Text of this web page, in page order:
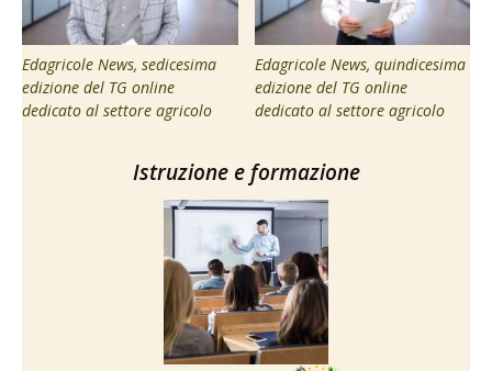
Edagricole News, sedicesima
edizione del TG online
dedicato al settore agricolo
Edagricole News, quindicesima
edizione del TG online
dedicato al settore agricolo
Istruzione e formazione